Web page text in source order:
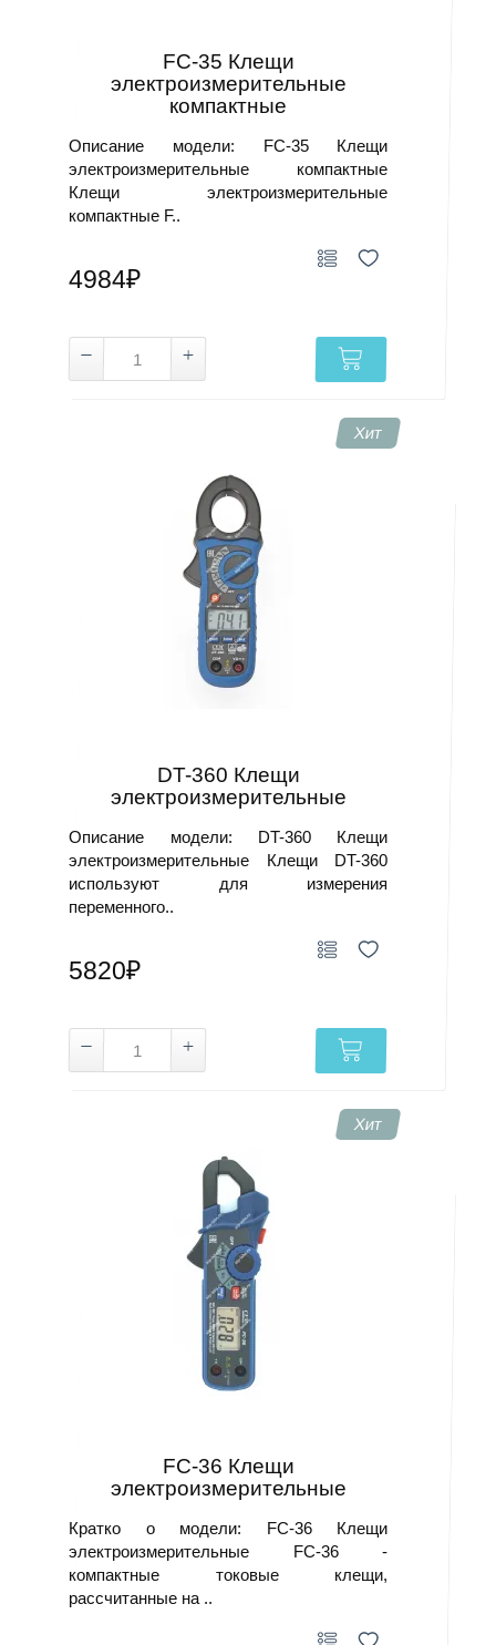
FC-35 Клещи
электроизмерительные
компактные
Описание модели: FC-35 Клещи
электроизмерительные компактные
Клещи электроизмерительные
компактные F..
4984₽
Хит
DT-360 Клещи
электроизмерительные
Описание модели: DT-360 Клещи
электроизмерительные Клещи DT-360
используют для измерения
переменного..
5820₽
Хит
FC-36 Клещи
электроизмерительные
Кратко о модели: FC-36 Клещи
электроизмерительные FC-36 -
компактные токовые клещи,
рассчитанные на ..